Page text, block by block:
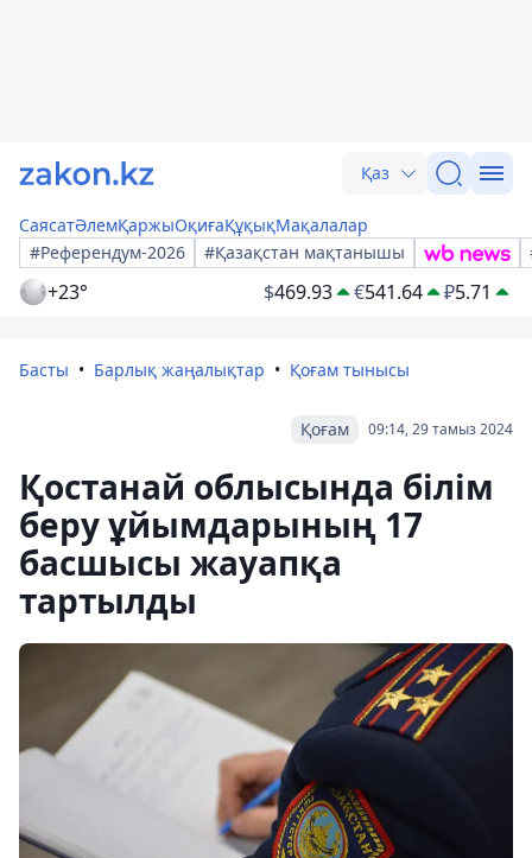
Қаз
СаясатӘлемҚаржыОқиғаҚұқықМақалалар
#Референдум-2026
#Қазақстан мақтанышы
+23° $469.93 €541.64 ₽5.71
Басты Барлық жаңалықтар Қоғам тынысы
09:14, 29 тамыз 2024
Қоғам
Қостанай облысында білім
беру ұйымдарының 17
басшысы жауапқа
тартылды